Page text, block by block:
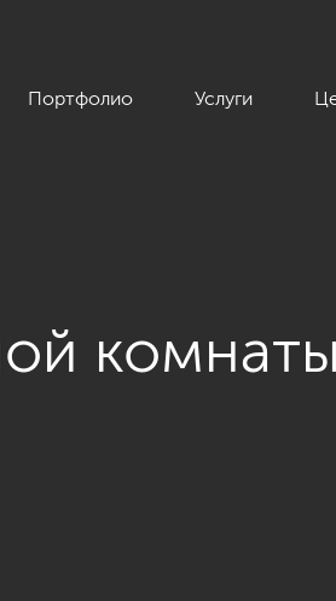
Портфолио Услуги
комнаты